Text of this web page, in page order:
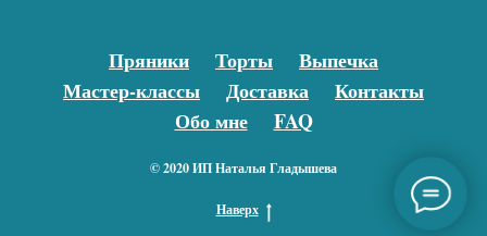
Пряники Торты
Выпечка
Мастер-классы
Доставка
Контакты
Обо мне
FAQ
© 2020 ИП Наталья Гладышева
Наверх